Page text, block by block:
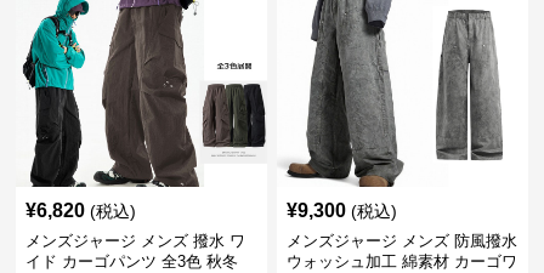
¥6,820 (税込)
メンズジャージ メンズ 撥水 ワ
イド カーゴパンツ 全3色 秋冬
¥9,300 (税込)
メンズジャージ メンズ 防風撥水
ウォッシュ加工 綿素材 カーゴワ